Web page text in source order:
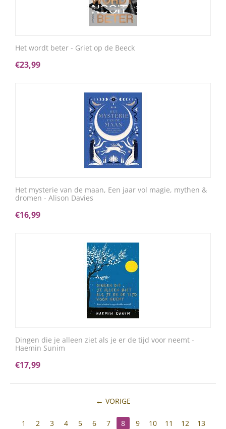
Het wordt beter - Griet op de Beeck
€23,99
Het mysterie van de maan, Een jaar vol magie, mythen &
dromen - Alison Davies
€16,99
Dingen die je alleen ziet als je er de tijd voor neemt -
Haemin Sunim
€17,99
VORIGE
1 2 3 4 5 6 7 8 9 10 11 12 13